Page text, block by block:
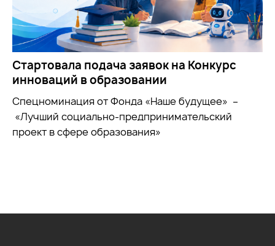
Стартовала подача заявок на Конкурс
инноваций в образовании
Спецноминация от Фонда «Наше будущее» –
«Лучший социально-предпринимательский
проект в сфере образования»